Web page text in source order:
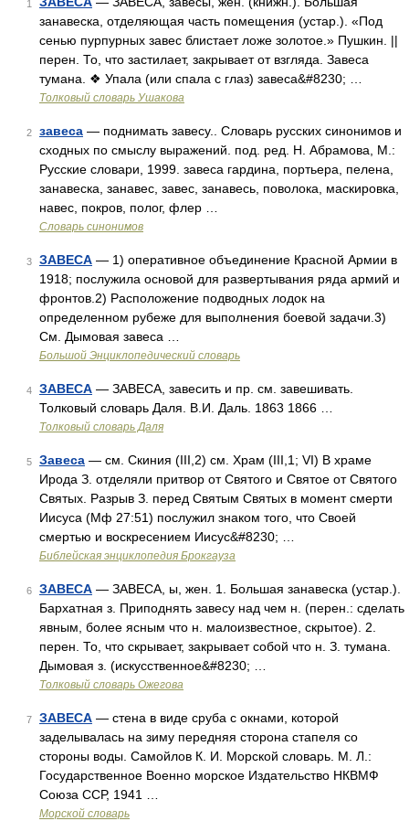
1
занавеска, отделяющая часть помещения (устар.). «Под
сенью пурпурных завес блистает ложе золотое.» Пушкин. ||
перен. То, что застилает, закрывает от взгляда. Завеса
тумана. ❖ Упала (или спала с глаз) завеса&#8230; …
Толковый словарь Ушакова
2 завеса — поднимать завесу.. Словарь русских синонимов и
сходных по смыслу выражений. под. ред. Н. Абрамова, М.:
Русские словари, 1999. завеса гардина, портьера, пелена,
занавеска, занавес, завес, занавесь, поволока, маскировка,
навес, покров, полог, флер …
Словарь синонимов
3 ЗАВЕСА — 1) оперативное объединение Красной Армии в
1918; послужила основой для развертывания ряда армий и
фронтов.2) Расположение подводных лодок на
определенном рубеже для выполнения боевой задачи.3)
См. Дымовая завеса …
Большой Энциклопедический словарь
4 ЗАВЕСА — ЗАВЕСА, завесить и пр. см. завешивать.
Толковый словарь Даля. В.И. Даль. 1863 1866 …
Толковый словарь Даля
5 Завеса — см. Скиния (III,2) см. Храм (III,1; VI) В храме
Ирода З. отделяли притвор от Святого и Святое от Святого
Святых. Разрыв З. перед Святым Святых в момент смерти
Иисуса (Мф 27:51) послужил знаком того, что Своей
смертью и воскресением Иисус&#8230; …
Библейская энциклопедия Брокгауза
6 ЗАВЕСА — ЗАВЕСА, ы, жен. 1. Большая занавеска (устар.).
Бархатная з. Приподнять завесу над чем н. (перен.: сделать
явным, более ясным что н. малоизвестное, скрытое). 2.
перен. То, что скрывает, закрывает собой что н. З. тумана.
Дымовая з. (искусственное&#8230; …
Толковый словарь Ожегова
7 ЗАВЕСА — стена в виде сруба с окнами, которой
заделывалась на зиму передняя сторона стапеля со
стороны воды. Самойлов К. И. Морской словарь. М. Л.:
Государственное Военно морское Издательство НКВМФ
Союза ССР, 1941 …
Морской словарь